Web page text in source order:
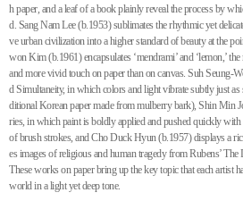
h paper, and a leaf of a book plainly reveal the process by
d. Sang Nam Lee (b.1953) sublimates the rhythmic yet
ve urban civilization into a higher standard of beauty at the
won Kim (b.1961) encapsulates ‘mendrami’ and ‘lemon,’
and more vivid touch on paper than on canvas. Suh Seung-
d Simultaneity, in which colors and light vibrate subtly just as
ditional Korean paper made from mulberry bark), Shin Min
ries, in which paint is boldly applied and pushed quickly with
of brush strokes, and Cho Duck Hyun (b.1957) displays a
es images of religious and human tragedy from Rubens’
These works on paper bring up the key topic that each artist
world in a light yet deep tone.